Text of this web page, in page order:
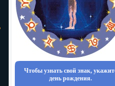
Чтобы узнать свой знак,
день рождения.